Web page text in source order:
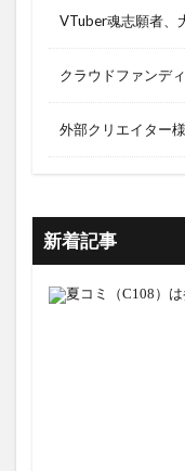
VTuber魂志願者、
クラウドファンデ
外部クリエイター
新着記事